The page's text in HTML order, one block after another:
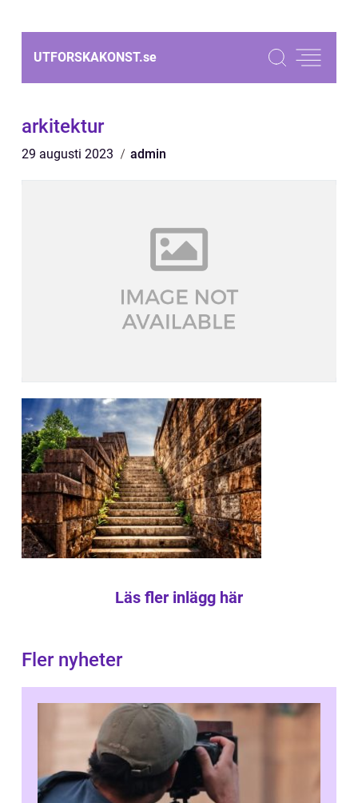
UTFORSKAKONST.se
arkitektur
29 augusti 2023 admin
Läs fler inlägg här
Fler nyheter